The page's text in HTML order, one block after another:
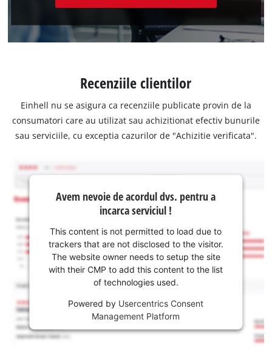
Recenziile clientilor
Einhell nu se asigura ca recenziile publicate provin de la
consumatori care au utilizat sau achizitionat efectiv bunurile
sau serviciile, cu exceptia cazurilor de "Achizitie verificata".
Avem nevoie de acordul dvs. pentru a
incarca serviciul !
This content is not permitted to load due to
trackers that are not disclosed to the visitor.
The website owner needs to setup the site
with their CMP to add this content to the list
of technologies used.
Powered by Usercentrics Consent
Management Platform